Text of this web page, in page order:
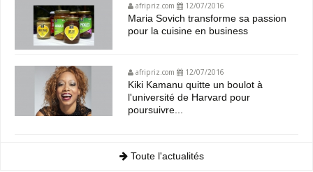
afripriz.com 12/07/2016
Maria Sovich transforme sa passion
pour la cuisine en business
afripriz.com 12/07/2016
Kiki Kamanu quitte un boulot à
l'université de Harvard pour
poursuivre...
Toute l'actualités